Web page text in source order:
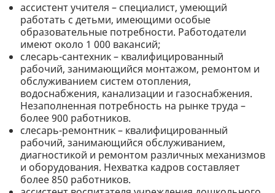
ассистент учителя – специалист, умеющий
работать с детьми, имеющими особые
образовательные потребности. Работодатели
имеют около 1 000 вакансий;
слесарь-сантехник – квалифицированный
рабочий, занимающийся монтажом, ремонтом и
обслуживанием систем отопления,
водоснабжения, канализации и газоснабжения.
Незаполненная потребность на рынке труда –
более 900 работников.
слесарь-ремонтник – квалифицированный
рабочий, занимающийся обслуживанием,
диагностикой и ремонтом различных механизмов
и оборудования. Нехватка кадров составляет
более 850 работников.